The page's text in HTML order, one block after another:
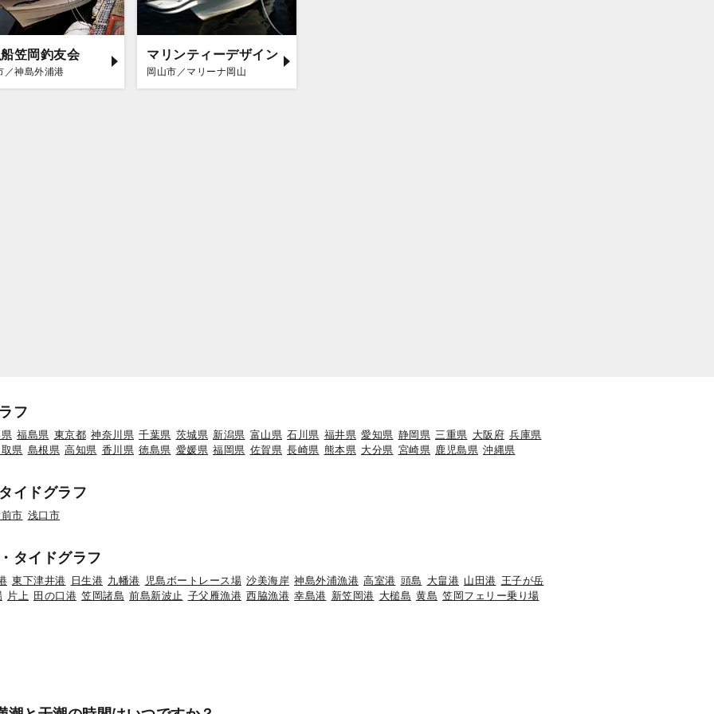
笠岡釣友会
／神島外浦港
マリンティーデザイン
岡山市／マリーナ岡山
フ
福島県 東京都 神奈川県 千葉県 茨城県 新潟県 富山県 石川県 福井県 愛知県 静岡県 三重県 大阪府 兵庫県
県 島根県 高知県 香川県 徳島県 愛媛県 福岡県 佐賀県 長崎県 熊本県 大分県 宮崎県 鹿児島県 沖縄県
イドグラフ
市 浅口市
タイドグラフ
東下津井港 日生港 九幡港 児島ボートレース場 沙美海岸 神島外浦漁港 高室港 頭島 大畠港 山田港 王子が岳
片上 田の口港 笠岡諸島 前島新波止 子父雁漁港 西脇漁港 幸島港 新笠岡港 大槌島 黄島 笠岡フェリー乗り場